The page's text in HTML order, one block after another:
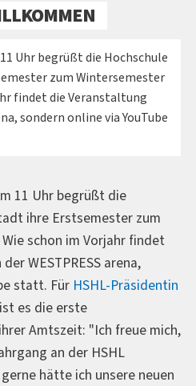
Uhr begrüßt die Hochschule
zum Wintersemester
findet die Veranstaltung
sondern online via YouTube
11 Uhr begrüßt die
ihre Erstsemester zum
schon im Vorjahr findet
WESTPRESS arena,
statt. Für HSHL-Präsidentin
ist es die erste
Amtszeit: "Ich freue mich,
an der HSHL
hätte ich unsere neuen